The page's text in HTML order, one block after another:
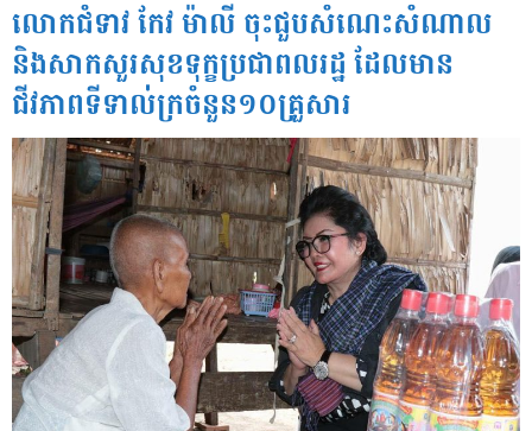
លោកជំទាវ កែវ ម៉ាលី ចុះជួបសំណេះសំណាល
និងសាកសួរសុខទុក្ខប្រជាពលរដ្ឋ ដែលមាន
ជីវភាពទីទាល់ក្រចំនួន១០គ្រួសារ